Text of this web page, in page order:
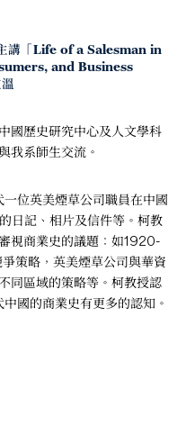
講「Life of a Salesman in
and Business
國歷史研究中心及人文學科
我系師生交流。
位英美煙草公司職員在中國
日記、相片及信件等。柯教
視商業史的議題：如1920-
策略，英美煙草公司與華資
同區域的策略等。柯教授認
國的商業史有更多的認知。